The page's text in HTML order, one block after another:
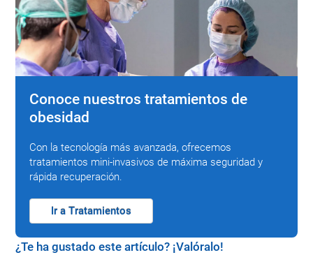
Conoce nuestros tratamientos de
obesidad
Con la tecnología más avanzada, ofrecemos
tratamientos mini-invasivos de máxima seguridad y
rápida recuperación.
Ir a Tratamientos
¿Te ha gustado este artículo? ¡Valóralo!